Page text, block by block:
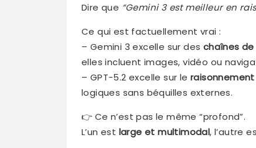
Dire que “Gemini 3 est meilleur en
Ce qui est factuellement vrai :
– Gemini 3 excelle sur des chaînes
elles incluent images, vidéo ou
– GPT-5.2 excelle sur le
logiques sans béquilles externes.
👉 Ce n’est pas le même “profond”.
L’un est large et multimodal, l’autre